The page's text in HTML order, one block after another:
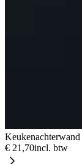
€ 21,70incl. btw